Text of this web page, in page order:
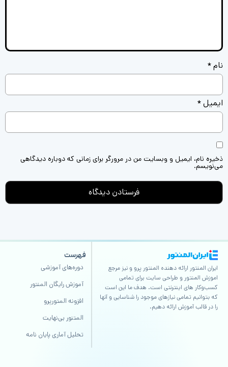
نام*
ایمیل*
ذخیره نام، ایمیل و وبسایت من در مرورگر برای زمانی که دوباره دیدگاهی
می‌نویسم.
ایران المنتور ارائه دهنده المنتور پرو و نیز مرجع
اموزش المنتور و طراحی سایت برای تمامی
کسب‌وکار های اینترنتی است. هدف ما این است
که بتوانیم تمامی نیازهای موجود را شناسایی و آنها
را در قالب آموزش ارائه دهیم.
فهرست
دوره‌های آموزشی
آموزش رایگان المنتور
افزونه المتورپرو
المتنور بی‌نهایت
تحلیل آماری پایان نامه